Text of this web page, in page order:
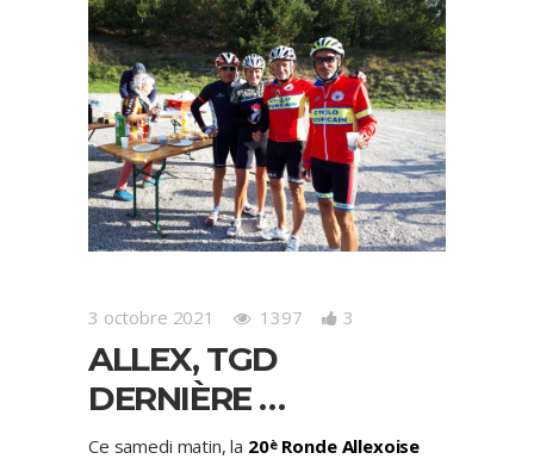
3 octobre 2021 1397 3
ALLEX, TGD
DERNIÈRE …
Ce samedi matin, la 20èRonde Allexoise